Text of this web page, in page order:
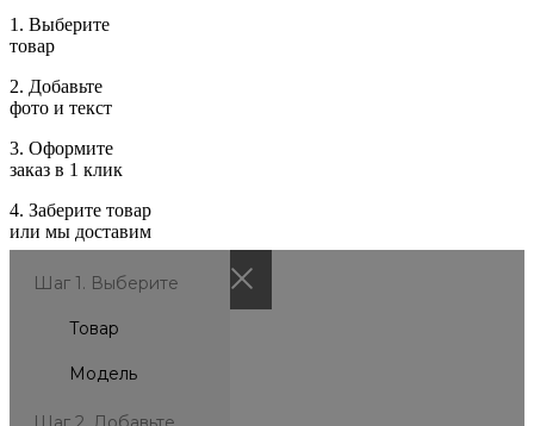
1. Выберите
товар
2. Добавьте
фото и текст
3. Оформите
заказ в 1 клик
4. Заберите товар
или мы доставим